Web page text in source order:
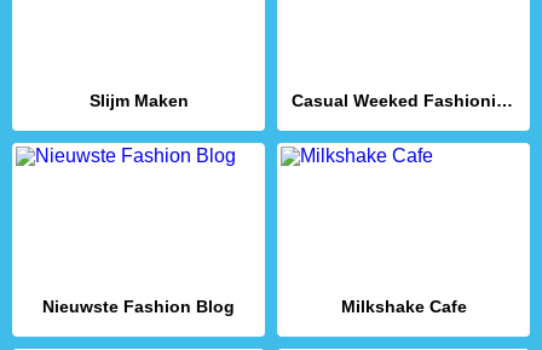
Slijm Maken Casual Weeked Fashionistas
Nieuwste Fashion Blog Milkshake Cafe